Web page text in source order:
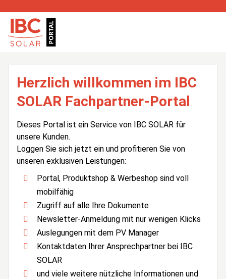
Herzlich willkommen im IBC
SOLAR Fachpartner-Portal
Dieses Portal ist ein Service von IBC SOLAR für
unsere Kunden.
Loggen Sie sich jetzt ein und profitieren Sie von
unseren exklusiven Leistungen:
Portal, Produktshop & Werbeshop sind voll
mobilfähig
Zugriff auf alle Ihre Dokumente
Newsletter-Anmeldung mit nur wenigen Klicks
Auslegungen mit dem PV Manager
Kontaktdaten Ihrer Ansprechpartner bei IBC
SOLAR
und viele weitere nützliche Informationen und